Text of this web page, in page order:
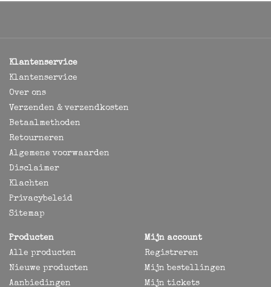
Klantenservice
Klantenservice
Over ons
Verzenden & verzendkosten
Betaalmethoden
Retourneren
Algemene voorwaarden
Disclaimer
Klachten
Privacybeleid
Sitemap
Producten
Alle producten
Nieuwe producten
Aanbiedingen
Mijn account
Registreren
Mijn bestellingen
Mijn tickets